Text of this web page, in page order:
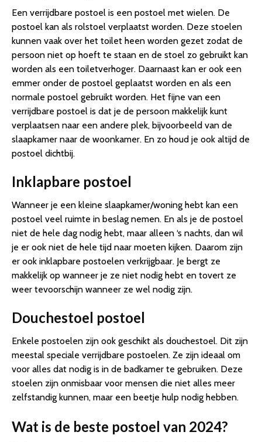
Een verrijdbare postoel is een postoel met wielen. De
postoel kan als rolstoel verplaatst worden. Deze stoelen
kunnen vaak over het toilet heen worden gezet zodat de
persoon niet op hoeft te staan en de stoel zo gebruikt kan
worden als een toiletverhoger. Daarnaast kan er ook een
emmer onder de postoel geplaatst worden en als een
normale postoel gebruikt worden. Het fijne van een
verrijdbare postoel is dat je de persoon makkelijk kunt
verplaatsen naar een andere plek, bijvoorbeeld van de
slaapkamer naar de woonkamer. En zo houd je ook altijd de
postoel dichtbij.
Inklapbare postoel
Wanneer je een kleine slaapkamer/woning hebt kan een
postoel veel ruimte in beslag nemen. En als je de postoel
niet de hele dag nodig hebt, maar alleen ‘s nachts, dan wil
je er ook niet de hele tijd naar moeten kijken. Daarom zijn
er ook inklapbare postoelen verkrijgbaar. Je bergt ze
makkelijk op wanneer je ze niet nodig hebt en tovert ze
weer tevoorschijn wanneer ze wel nodig zijn.
Douchestoel postoel
Enkele postoelen zijn ook geschikt als douchestoel. Dit zijn
meestal speciale verrijdbare postoelen. Ze zijn ideaal om
voor alles dat nodig is in de badkamer te gebruiken. Deze
stoelen zijn onmisbaar voor mensen die niet alles meer
zelfstandig kunnen, maar een beetje hulp nodig hebben.
Wat is de beste postoel van 2024?